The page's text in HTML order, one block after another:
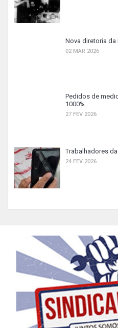
Nova diretoria da
02 MAR 2026
Pedidos de
1000%...
27 FEV 2026
Trabalhadores
24 FEV 2026